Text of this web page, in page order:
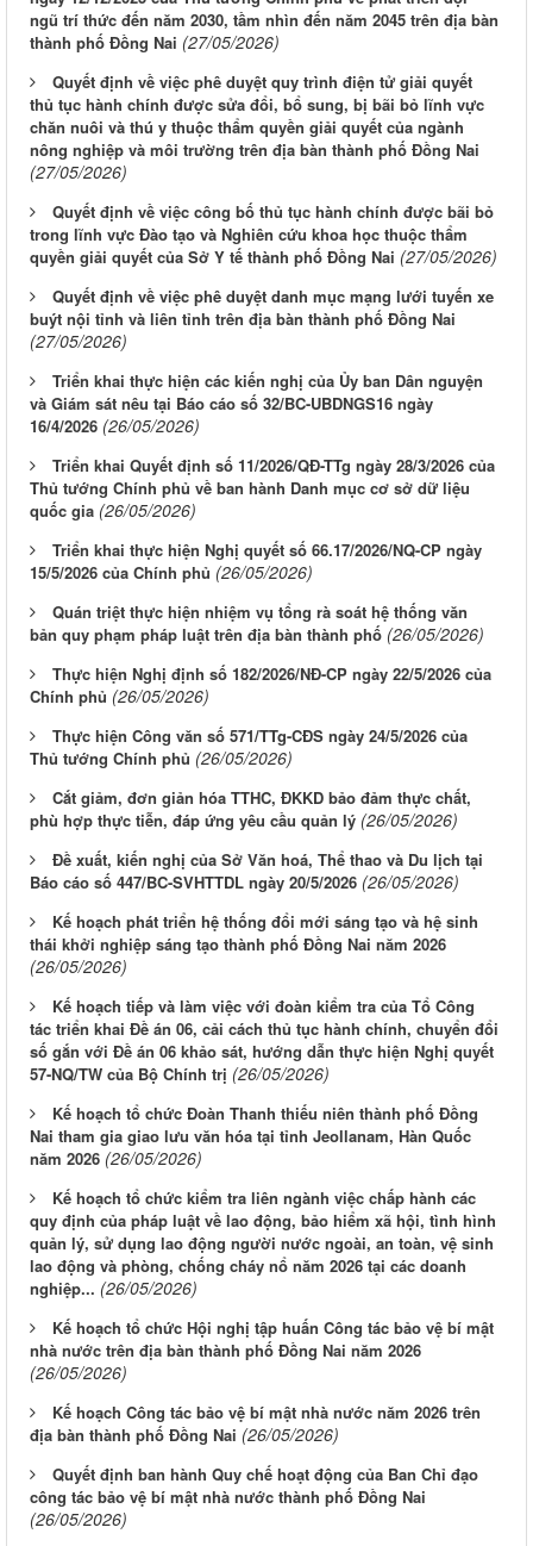
ngũ trí thức đến năm 2030, tầm nhìn đến năm 2045 trên địa bàn
thành phố Đồng Nai (27/05/2026)
Quyết định về việc phê duyệt quy trình điện tử giải quyết
thủ tục hành chính được sửa đổi, bổ sung, bị bãi bỏ lĩnh vực
chăn nuôi và thú y thuộc thẩm quyền giải quyết của ngành
nông nghiệp và môi trường trên địa bàn thành phố Đồng Nai
(27/05/2026)
Quyết định về việc công bố thủ tục hành chính được bãi bỏ
trong lĩnh vực Đào tạo và Nghiên cứu khoa học thuộc thẩm
quyền giải quyết của Sở Y tế thành phố Đồng Nai (27/05/2026)
Quyết định về việc phê duyệt danh mục mạng lưới tuyến xe
buýt nội tỉnh và liên tỉnh trên địa bàn thành phố Đồng Nai
(27/05/2026)
Triển khai thực hiện các kiến nghị của Ủy ban Dân nguyện
và Giám sát nêu tại Báo cáo số 32/BC-UBDNGS16 ngày
16/4/2026 (26/05/2026)
Triển khai Quyết định số 11/2026/QĐ-TTg ngày 28/3/2026 của
Thủ tướng Chính phủ về ban hành Danh mục cơ sở dữ liệu
quốc gia (26/05/2026)
Triển khai thực hiện Nghị quyết số 66.17/2026/NQ-CP ngày
15/5/2026 của Chính phủ (26/05/2026)
Quán triệt thực hiện nhiệm vụ tổng rà soát hệ thống văn
bản quy phạm pháp luật trên địa bàn thành phố (26/05/2026)
Thực hiện Nghị định số 182/2026/NĐ-CP ngày 22/5/2026 của
Chính phủ (26/05/2026)
Thực hiện Công văn số 571/TTg-CĐS ngày 24/5/2026 của
Thủ tướng Chính phủ (26/05/2026)
Cắt giảm, đơn giản hóa TTHC, ĐKKD bảo đảm thực chất,
phù hợp thực tiễn, đáp ứng yêu cầu quản lý (26/05/2026)
Đề xuất, kiến nghị của Sở Văn hoá, Thể thao và Du lịch tại
Báo cáo số 447/BC-SVHTTDL ngày 20/5/2026 (26/05/2026)
Kế hoạch phát triển hệ thống đổi mới sáng tạo và hệ sinh
thái khởi nghiệp sáng tạo thành phố Đồng Nai năm 2026
(26/05/2026)
Kế hoạch tiếp và làm việc với đoàn kiểm tra của Tổ Công
tác triển khai Đề án 06, cải cách thủ tục hành chính, chuyển đổi
số gắn với Đề án 06 khảo sát, hướng dẫn thực hiện Nghị quyết
57-NQ/TW của Bộ Chính trị (26/05/2026)
Kế hoạch tổ chức Đoàn Thanh thiếu niên thành phố Đồng
Nai tham gia giao lưu văn hóa tại tỉnh Jeollanam, Hàn Quốc
năm 2026 (26/05/2026)
Kế hoạch tổ chức kiểm tra liên ngành việc chấp hành các
quy định của pháp luật về lao động, bảo hiểm xã hội, tình hình
quản lý, sử dụng lao động người nước ngoài, an toàn, vệ sinh
lao động và phòng, chống cháy nổ năm 2026 tại các doanh
nghiệp... (26/05/2026)
Kế hoạch tổ chức Hội nghị tập huấn Công tác bảo vệ bí mật
nhà nước trên địa bàn thành phố Đồng Nai năm 2026
(26/05/2026)
Kế hoạch Công tác bảo vệ bí mật nhà nước năm 2026 trên
địa bàn thành phố Đồng Nai (26/05/2026)
Quyết định ban hành Quy chế hoạt động của Ban Chỉ đạo
công tác bảo vệ bí mật nhà nước thành phố Đồng Nai
(26/05/2026)